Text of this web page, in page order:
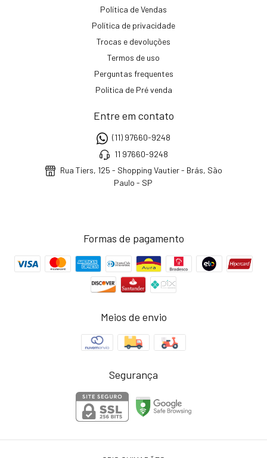
Política de Vendas
Política de privacidade
Trocas e devoluções
Termos de uso
Perguntas frequentes
Política de Pré venda
Entre em contato
(11) 97660-9248
11 97660-9248
Rua Tiers, 125 - Shopping Vautier - Brás, São
Paulo - SP
Formas de pagamento
Meios de envio
Segurança